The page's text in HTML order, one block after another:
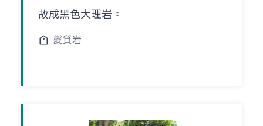
故成黑色大理岩。
變質岩